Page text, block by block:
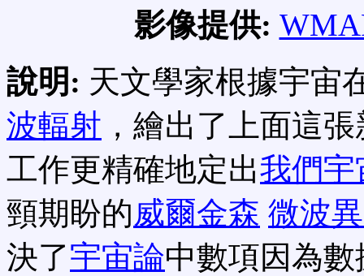
影像提供:
說明: 天文學家根據宇宙
波輻射 ，繪出了上面這
工作更精確地定出我們宇
頸期盼的威爾金森 微波
決了宇宙論中數項因為